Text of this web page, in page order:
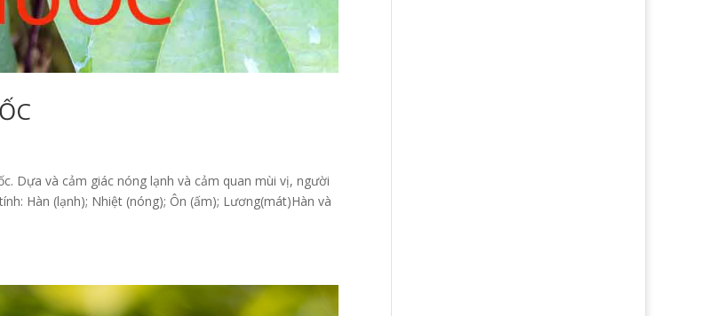
Dựa và cảm giác nóng lạnh và cảm quan mùi vị, người
Hàn (lạnh); Nhiệt (nóng); Ôn (ấm); Lương(mát)Hàn và